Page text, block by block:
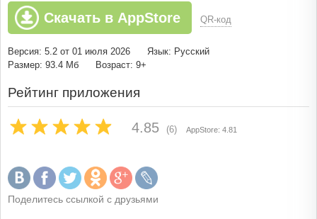
Скачать в AppStore QR-код
Версия: 5.2 от 01 июля 2026
Язык: Русский
Размер: 93.4 Мб
Возраст: 9+
Рейтинг приложения
4.85 (6) AppStore: 4.81
Поделитесь ссылкой с друзьями